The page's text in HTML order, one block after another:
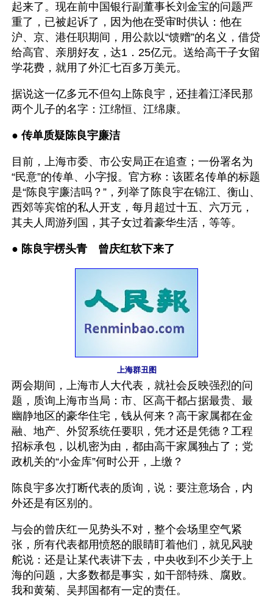
起来了。现在前中国银行副董事长刘金宝的问题严
重了，已被起诉了，因为他在受审时供认：他在
沪、京、港任职期间，用公款以“馈赠”的名义，借贷
给高官、亲朋好友，达1．25亿元。送给高干子女留
学花费，就用了外汇七百多万美元。
据说这一亿多元不但勾上陈良宇，还挂着江泽民那
两个儿子的名字：江绵恒、江绵康。
● 传单质疑陈良宇廉洁
目前，上海市委、市公安局正在追查；一份署名为
“民意”的传单、小字报。官方称：该匿名传单的标题
是“陈良宇廉洁吗？”，列举了陈良宇在锦江、衡山、
西郊等宾馆的私人开支，每月超过十五、六万元，
其夫人周游列国，其子女过着豪华生活，等等。
● 陈良宇楞头青　曾庆红软下来了
上海群丑图
两会期间，上海市人大代表，就社会反映强烈的问
题，质询上海市当局：市、区高干都占据最贵、最
幽静地区的豪华住宅，钱从何来？高干家属都在金
融、地产、外贸系统任要职，凭才还是凭德？工程
招标承包，以机密为由，都由高干家属独占了；党
政机关的“小金库”何时公开，上缴？
陈良宇多次打断代表的质询，说：要注意场合，内
外还是有区别的。
与会的曾庆红一见势头不对，整个会场里空气紧
张，所有代表都用愤怒的眼睛盯着他们，就见风驶
舵说：还是让某代表讲下去，中央收到不少关于上
海的问题，大多数都是事实，如干部特殊、腐败。
我和黄菊、吴邦国都有一定的责任。